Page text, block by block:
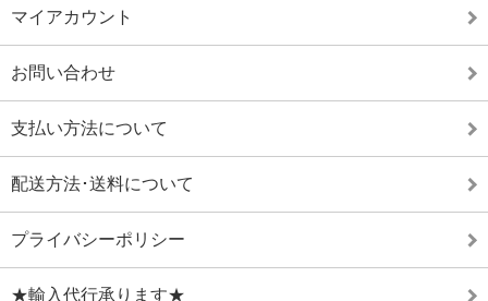
マイアカウント
お問い合わせ
支払い方法について
配送方法･送料について
プライバシーポリシー
★輸入代行承ります★